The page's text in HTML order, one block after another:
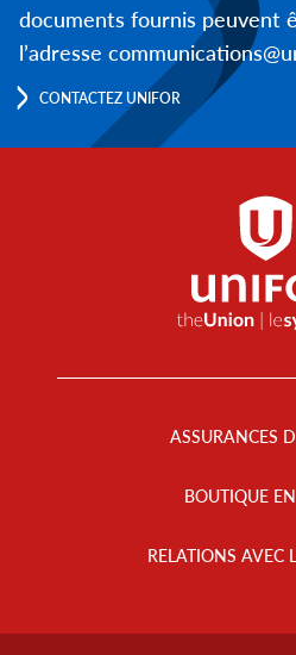
documents fournis peuvent
l’adresse
CONTACTEZ UNIFOR
ASSURANCES
BOUTIQUE
RELATIONS AVEC
Footer